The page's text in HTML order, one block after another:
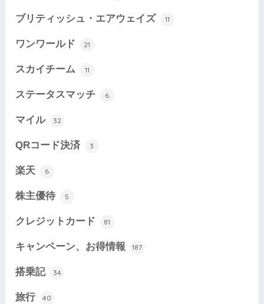
ブリティッシュ・エアウェイズ 11
ワンワールド 21
スカイチーム 11
ステータスマッチ 6
マイル 32
QRコード決済 3
楽天 6
株主優待 5
クレジットカード 81
キャンペーン、お得情報 187
搭乗記 34
旅行 40